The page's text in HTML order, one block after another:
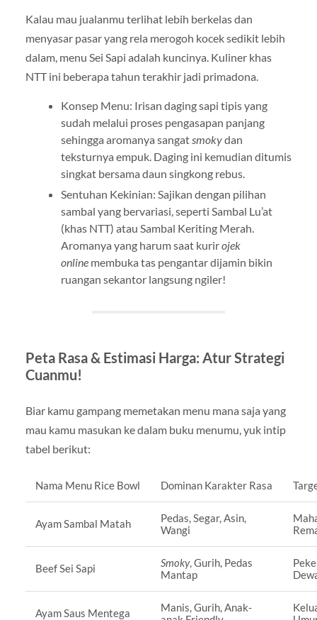
Kalau mau jualanmu terlihat lebih berkelas dan
menyasar pasar yang rela merogoh kocek sedikit lebih
dalam, menu Sei Sapi adalah kuncinya. Kuliner khas
NTT ini beberapa tahun terakhir jadi primadona.
Konsep Menu: Irisan daging sapi tipis yang
sudah melalui proses pengasapan panjang
sehingga aromanya sangat smokydan
teksturnya empuk. Daging ini kemudian ditumis
singkat bersama daun singkong rebus.
Sentuhan Kekinian: Sajikan dengan pilihan
sambal yang bervariasi, seperti Sambal Lu’at
(khas NTT) atau Sambal Keriting Merah.
Aromanya yang harum saat kurirojek
onlinemembuka tas pengantar dijamin bikin
ruangan sekantor langsung ngiler!
Peta Rasa & Estimasi Harga: Atur Strategi
Cuanmu!
Biar kamu gampang memetakan menu mana saja yang
mau kamu masukan ke dalam buku menumu, yuk intip
tabel berikut:
Nama Menu Rice Bowl Dominan Karakter Rasa
Ayam Sambal Matah
Pedas, Segar, Asin,
Wangi
Beef Sei Sapi Smoky, Gurih, Pedas
Mantap
Ayam Saus Mentega
Manis, Gurih, Anak-